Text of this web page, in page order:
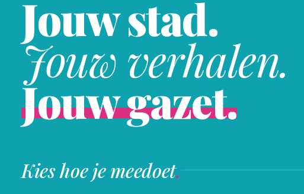
Jouw stad.
Jouw verhalen.
Jouw gazet.
Kies hoe je meedoet.